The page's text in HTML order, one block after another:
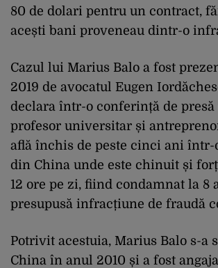
80 de dolari pentru un contract,
acești bani proveneau dintr-o
Cazul lui Marius Balo a fost
2019 de avocatul Eugen
declara într-o conferință de presă
profesor universitar și
află închis de peste cinci ani într-
din China unde este chinuit și
12 ore pe zi, fiind condamnat la 8
presupusă infracțiune de fraudă
Potrivit acestuia, Marius Balo s-a
China în anul 2010 și a fost